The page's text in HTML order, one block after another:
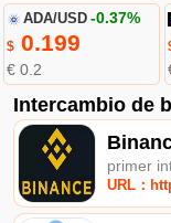
ADA/USD -0.37%
$0.199
€ 0.2
Intercambio de
primer
URL：